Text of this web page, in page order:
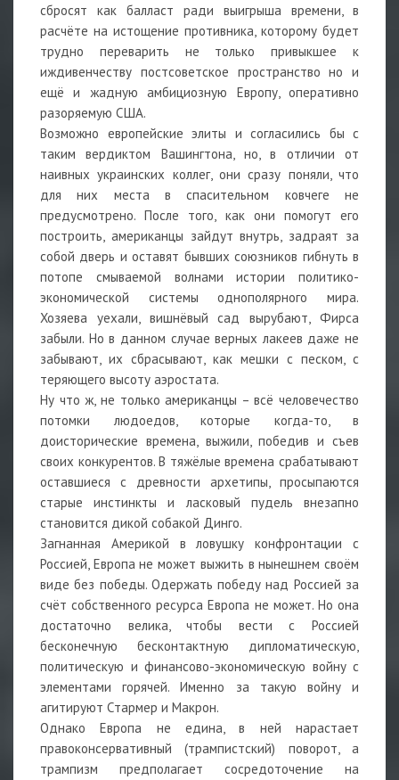
сбросят как балласт ради выигрыша времени, в
расчёте на истощение противника, которому будет
трудно переварить не только привыкшее к
иждивенчеству постсоветское пространство но и
ещё и жадную амбициозную Европу, оперативно
разоряемую США.
Возможно европейские элиты и согласились бы с
таким вердиктом Вашингтона, но, в отличии от
наивных украинских коллег, они сразу поняли, что
для них места в спасительном ковчеге не
предусмотрено. После того, как они помогут его
построить, американцы зайдут внутрь, задраят за
собой дверь и оставят бывших союзников гибнуть в
потопе смываемой волнами истории политико-
экономической системы однополярного мира.
Хозяева уехали, вишнёвый сад вырубают, Фирса
забыли. Но в данном случае верных лакеев даже не
забывают, их сбрасывают, как мешки с песком, с
теряющего высоту аэростата.
Ну что ж, не только американцы – всё человечество
потомки людоедов, которые когда-то, в
доисторические времена, выжили, победив и съев
своих конкурентов. В тяжёлые времена срабатывают
оставшиеся с древности архетипы, просыпаются
старые инстинкты и ласковый пудель внезапно
становится дикой собакой Динго.
Загнанная Америкой в ловушку конфронтации с
Россией, Европа не может выжить в нынешнем своём
виде без победы. Одержать победу над Россией за
счёт собственного ресурса Европа не может. Но она
достаточно велика, чтобы вести с Россией
бесконечную бесконтактную дипломатическую,
политическую и финансово-экономическую войну с
элементами горячей. Именно за такую войну и
агитируют Стармер и Макрон.
Однако Европа не едина, в ней нарастает
правоконсервативный (трампистский) поворот, а
трампизм предполагает сосредоточение на